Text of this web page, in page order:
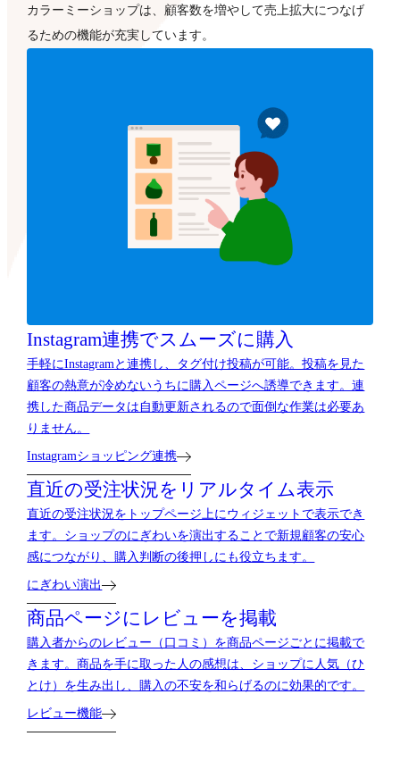
カラーミーショップは、顧客数を増やして売上拡大につなげ
るための機能が充実しています。
Instagram連携でスムーズに購入
手軽にInstagramと連携し、タグ付け投稿が可能。投稿を見た
顧客の熱意が冷めないうちに購入ページへ誘導できます。連
携した商品データは自動更新されるので面倒な作業は必要あ
りません。
Instagramショッピング連携
直近の受注状況をリアルタイム表示
直近の受注状況をトップページ上にウィジェットで表示でき
ます。ショップのにぎわいを演出することで新規顧客の安心
感につながり、購入判断の後押しにも役立ちます。
にぎわい演出
商品ページにレビューを掲載
購入者からのレビュー（口コミ）を商品ページごとに掲載で
きます。商品を手に取った人の感想は、ショップに人気（ひ
とけ）を生み出し、購入の不安を和らげるのに効果的です。
レビュー機能